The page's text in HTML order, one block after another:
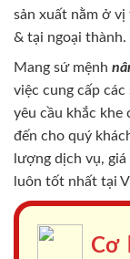
sản xuất nằm ở
& tại ngoại thành.
Mang sứ mệnh
việc cung cấp
yêu cầu khắc khe
đến cho quý
lượng dịch vụ,
luôn tốt nhất tại
Cơ